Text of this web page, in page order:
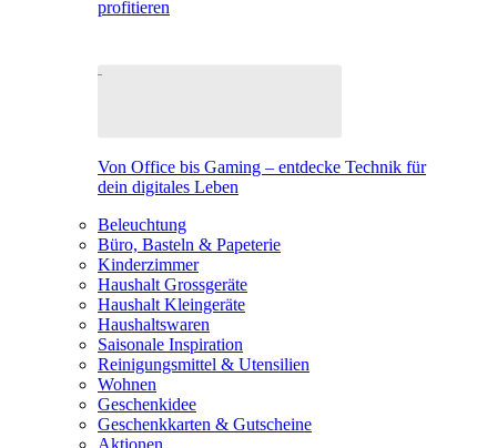
profitieren
Von Office bis Gaming – entdecke Technik für
dein digitales Leben
Beleuchtung
Büro, Basteln & Papeterie
Kinderzimmer
Haushalt Grossgeräte
Haushalt Kleingeräte
Haushaltswaren
Saisonale Inspiration
Reinigungsmittel & Utensilien
Wohnen
Geschenkidee
Geschenkkarten & Gutscheine
Aktionen